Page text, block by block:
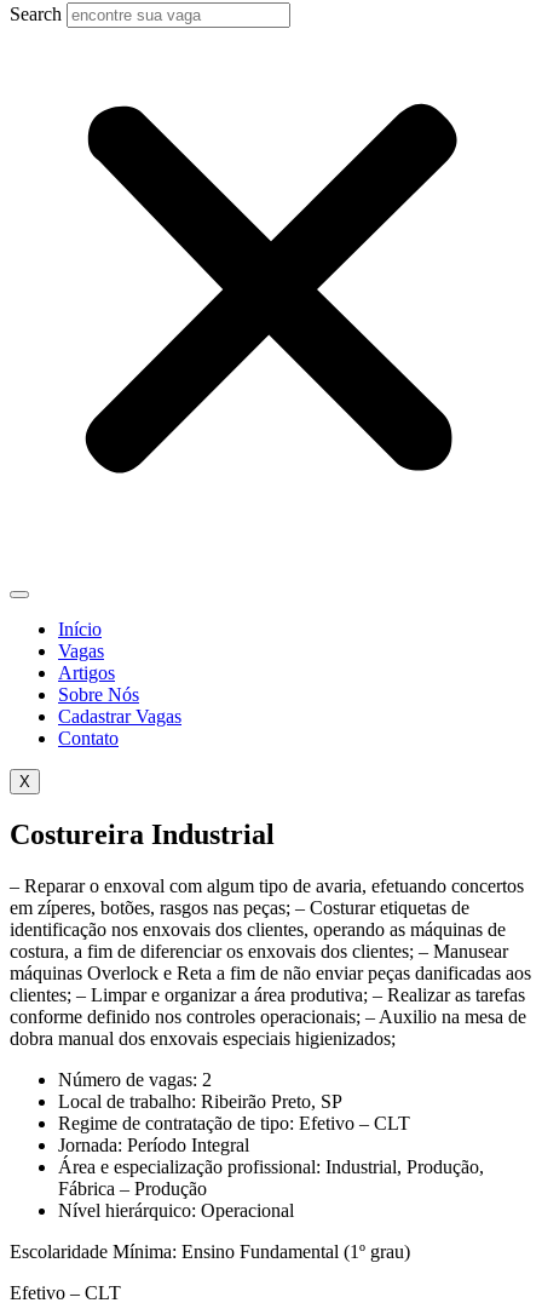
Search
Início
Vagas
Artigos
Sobre Nós
Cadastrar Vagas
Contato
X
Costureira Industrial
– Reparar o enxoval com algum tipo de avaria, efetuando concertos
em zíperes, botões, rasgos nas peças; – Costurar etiquetas de
identificação nos enxovais dos clientes, operando as máquinas de
costura, a fim de diferenciar os enxovais dos clientes; – Manusear
máquinas Overlock e Reta a fim de não enviar peças danificadas aos
clientes; – Limpar e organizar a área produtiva; – Realizar as tarefas
conforme definido nos controles operacionais; – Auxilio na mesa de
dobra manual dos enxovais especiais higienizados;
Número de vagas: 2
Local de trabalho: Ribeirão Preto, SP
Regime de contratação de tipo: Efetivo – CLT
Jornada: Período Integral
Área e especialização profissional: Industrial, Produção,
Fábrica – Produção
Nível hierárquico: Operacional
Escolaridade Mínima: Ensino Fundamental (1º grau)
Efetivo – CLT